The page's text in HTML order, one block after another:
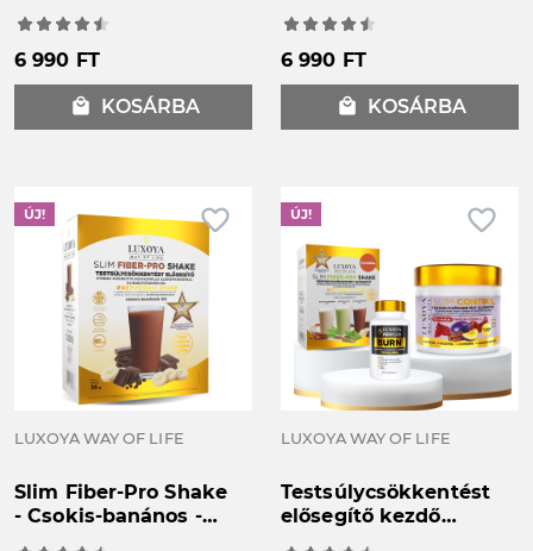
elősegítő étrend-
kiegészítő
rostkomplex
glükomannánnal és
édesítőszerekkel -
6 990 FT
local_mall KOSÁRBA
elősegítő étrend-
kiegészítő
rostkomplex
glükomannánnal és
édesítőszerekkel -
6 990 FT
local_mall KOSÁRBA
favorite_border
ÚJ!
LUXOYA WAY OF LIFE
Slim Fiber-Pro Shake
- Csokis-banános -
favorite_border
ÚJ!
LUXOYA WAY OF LIFE
Testsúlycsökkentést
elősegítő kezdő